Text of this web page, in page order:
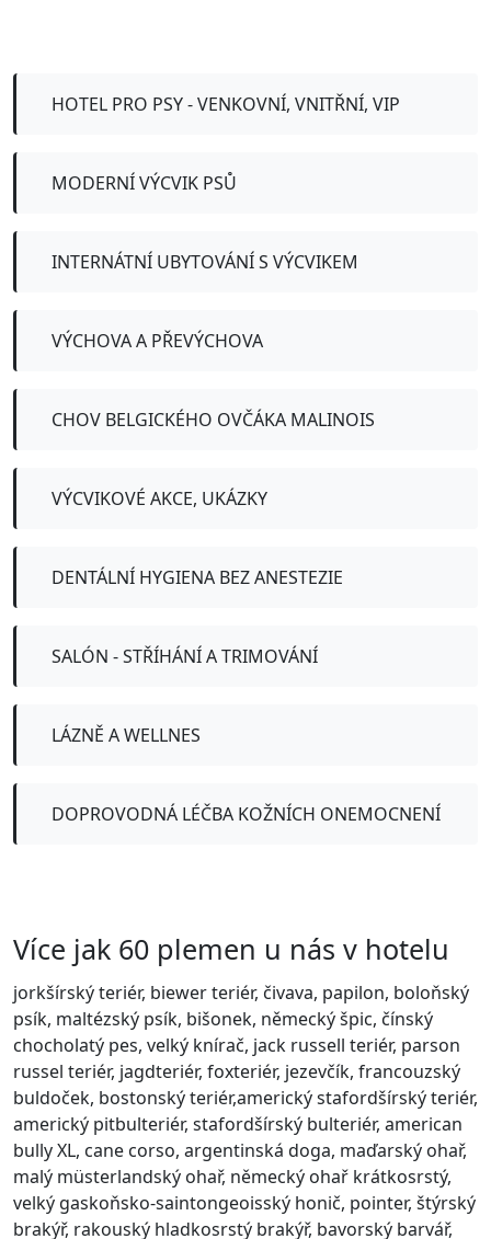
HOTEL PRO PSY - VENKOVNÍ, VNITŘNÍ, VIP
MODERNÍ VÝCVIK PSŮ
INTERNÁTNÍ UBYTOVÁNÍ S VÝCVIKEM
VÝCHOVA A PŘEVÝCHOVA
CHOV BELGICKÉHO OVČÁKA MALINOIS
VÝCVIKOVÉ AKCE, UKÁZKY
DENTÁLNÍ HYGIENA BEZ ANESTEZIE
SALÓN - STŘÍHÁNÍ A TRIMOVÁNÍ
LÁZNĚ A WELLNES
DOPROVODNÁ LÉČBA KOŽNÍCH ONEMOCNENÍ
Více jak 60 plemen u nás v hotelu
jorkšírský teriér, biewer teriér, čivava, papilon, boloňský
psík, maltézský psík, bišonek, německý špic, čínský
chocholatý pes, velký knírač, jack russell teriér, parson
russel teriér, jagdteriér, foxteriér, jezevčík, francouzský
buldoček, bostonský teriér,americký stafordšírský teriér,
americký pitbulteriér, stafordšírský bulteriér, american
bully XL, cane corso, argentinská doga, maďarský ohař,
malý müsterlandský ohař, německý ohař krátkosrstý,
velký gaskoňsko-saintongeoisský honič, pointer, štýrský
brakýř, rakouský hladkosrstý brakýř, bavorský barvář,